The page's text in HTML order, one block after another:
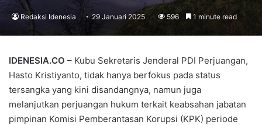
Redaksi Idenesia 29 Januari 2025 596 1 minute read
IDENESIA.CO – Kubu Sekretaris Jenderal PDI Perjuangan,
Hasto Kristiyanto, tidak hanya berfokus pada status
tersangka yang kini disandangnya, namun juga
melanjutkan perjuangan hukum terkait keabsahan jabatan
pimpinan Komisi Pemberantasan Korupsi (KPK) periode